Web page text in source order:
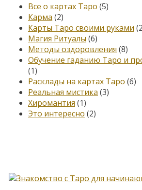
Все о картах Таро (5)
Карма (2)
Карты Таро своими руками
Магия Ритуалы (6)
Методы оздоровления (8)
Обучение гаданию Таро и
(1)
Расклады на картах Таро (6)
Реальная мистика (3)
Хиромантия (1)
Это интересно (2)